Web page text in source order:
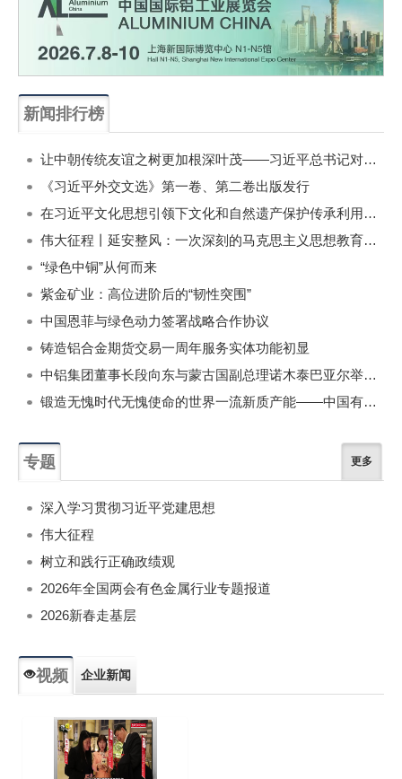
新闻排行榜
让中朝传统友谊之树更加根深叶茂——习近平总书记对朝鲜进行国事访问纪实
《习近平外交文选》第一卷、第二卷出版发行
在习近平文化思想引领下文化和自然遗产保护传承利用工作开创新局面
伟大征程丨延安整风：一次深刻的马克思主义思想教育运动
“绿色中铜”从何而来
紫金矿业：高位进阶后的“韧性突围”
中国恩菲与绿色动力签署战略合作协议
铸造铝合金期货交易一周年服务实体功能初显
中铝集团董事长段向东与蒙古国副总理诺木泰巴亚尔举行会谈
锻造无愧时代无愧使命的世界一流新质产能——中国有色金属工业的战略应对与破局之道（二）
专题 更多
深入学习贯彻习近平党建思想
伟大征程
树立和践行正确政绩观
2026年全国两会有色金属行业专题报道
2026新春走基层
视频 企业新闻